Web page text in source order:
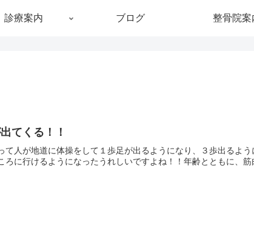
診療案内 ブログ 整骨院案
てくる！！
て人が地道に体操をして１歩足が出るようになり、３歩出るよ
ろに行けるようになったうれしいですよね！！年齢とともに、筋